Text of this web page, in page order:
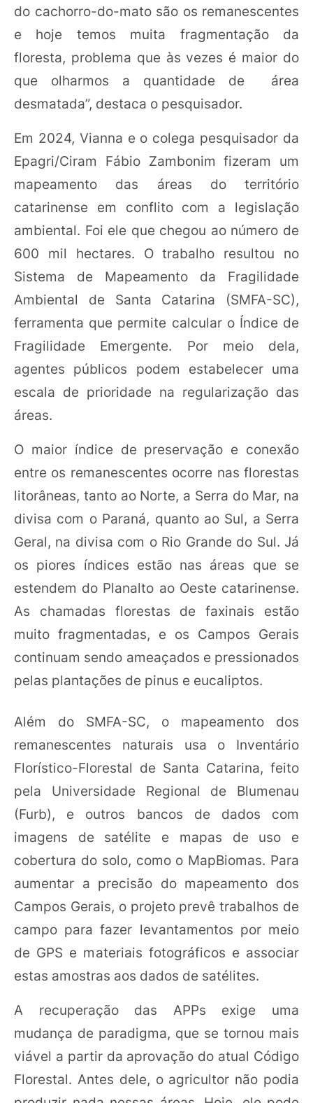
do cachorro-do-mato são os remanescentes
e hoje temos muita fragmentação da
floresta, problema que às vezes é maior do
que olharmos a quantidade de área
desmatada”, destaca o pesquisador.
Em 2024, Vianna e o colega pesquisador da
Epagri/Ciram Fábio Zambonim fizeram um
mapeamento das áreas do território
catarinense em conflito com a legislação
ambiental. Foi ele que chegou ao número de
600 mil hectares. O trabalho resultou no
Sistema de Mapeamento da Fragilidade
Ambiental de Santa Catarina (SMFA-SC),
ferramenta que permite calcular o Índice de
Fragilidade Emergente. Por meio dela,
agentes públicos podem estabelecer uma
escala de prioridade na regularização das
áreas.
O maior índice de preservação e conexão
entre os remanescentes ocorre nas florestas
litorâneas, tanto ao Norte, a Serra do Mar, na
divisa com o Paraná, quanto ao Sul, a Serra
Geral, na divisa com o Rio Grande do Sul. Já
os piores índices estão nas áreas que se
estendem do Planalto ao Oeste catarinense.
As chamadas florestas de faxinais estão
muito fragmentadas, e os Campos Gerais
continuam sendo ameaçados e pressionados
pelas plantações de pinus e eucaliptos.
Além do SMFA-SC, o mapeamento dos
remanescentes naturais usa o Inventário
Florístico-Florestal de Santa Catarina, feito
pela Universidade Regional de Blumenau
(Furb), e outros bancos de dados com
imagens de satélite e mapas de uso e
cobertura do solo, como o MapBiomas. Para
aumentar a precisão do mapeamento dos
Campos Gerais, o projeto prevê trabalhos de
campo para fazer levantamentos por meio
de GPS e materiais fotográficos e associar
estas amostras aos dados de satélites.
A recuperação das APPs exige uma
mudança de paradigma, que se tornou mais
viável a partir da aprovação do atual Código
Florestal. Antes dele, o agricultor não podia